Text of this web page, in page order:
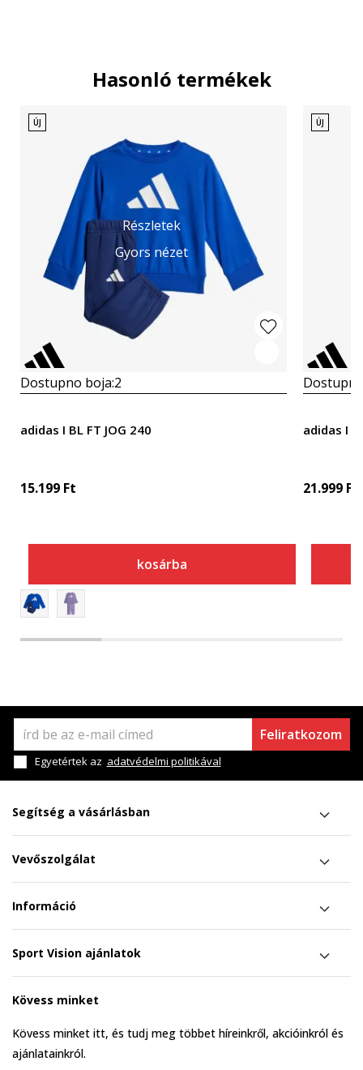
Hasonló termékek
Részletek
Gyors nézet
ÚJ
Dostupno boja:2
adidas I BL FT JOG 240
15.199 Ft
kosárba
ÚJ
adidas I
21.999 Ft
Feliratkozom
Egyetértek az adatvédelmi politikával
Segítség a vásárlásban
Vevőszolgálat
Információ
Sport Vision ajánlatok
Kövess minket
Kövess minket itt, és tudj meg többet híreinkről, akcióinkról és
ajánlatainkról.